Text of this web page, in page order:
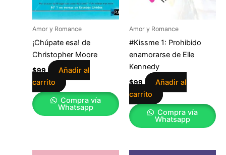
Amor y Romance
¡Chúpate esa! de
Christopher Moore
$99
Añadir al
carrito
Compra vía
Whatsapp
Amor y Romance
#Kissme 1: Prohibido
enamorarse de Elle
Kennedy
$99
Añadir al
carrito
Compra vía
Whatsapp